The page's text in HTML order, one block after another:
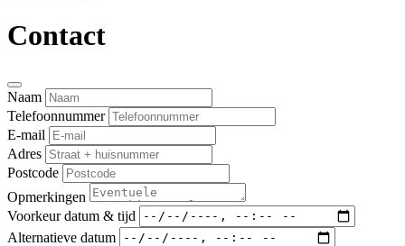
Contact
Naam
Telefoonnummer
E-mail
Adres
Postcode
Opmerkingen
Voorkeur datum & tijd
Alternatieve datum